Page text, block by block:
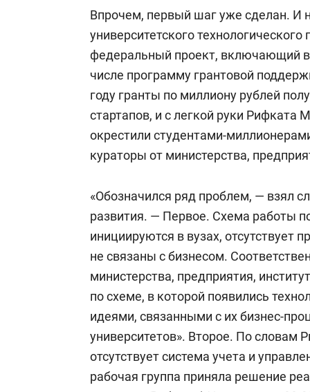
Впрочем, первый шаг уже сделан. И
университетского
федеральный проект, включающий
числе программу грантовой
году гранты по миллиону рублей
стартапов, и с легкой руки Рифката
окрестили студентами-
кураторы от министерства,
«Обозначился ряд проблем, — взял
развития. — Первое. Схема работы
инициируются в вузах, отсутствует
не связаны с бизнесом.
министерства, предприятия,
по схеме, в которой появились
идеями, связанными с их бизнес-
университетов». Второе. По словам
отсутствует система учета и
рабочая группа приняла решение